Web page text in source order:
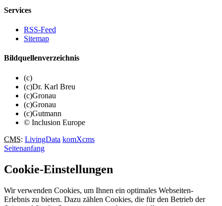
Services
RSS-Feed
Sitemap
Bildquellenverzeichnis
(c)
(c)Dr. Karl Breu
(c)Gronau
(c)Gronau
(c)Gutmann
© Inclusion Europe
CMS: LivingData komXcms
Seitenanfang
Cookie-Einstellungen
Wir verwenden Cookies, um Ihnen ein optimales Webseiten-
Erlebnis zu bieten. Dazu zählen Cookies, die für den Betrieb der